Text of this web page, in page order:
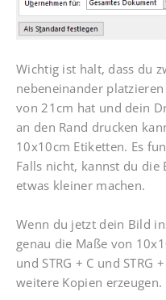
Wichtig ist halt, dass du
nebeneinander
von 21cm hat und dein
an den Rand drucken
10x10cm Etiketten. Es
Falls nicht, kannst du die
etwas kleiner machen.
Wenn du jetzt dein Bild
genau die Maße von
und STRG + C und
weitere Kopien erzeugen.